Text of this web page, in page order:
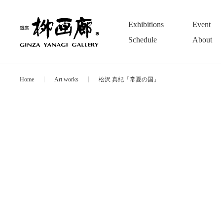
Exhibitions
Event
Schedule
About
Home Art works 松沢 真紀「常夏の国」